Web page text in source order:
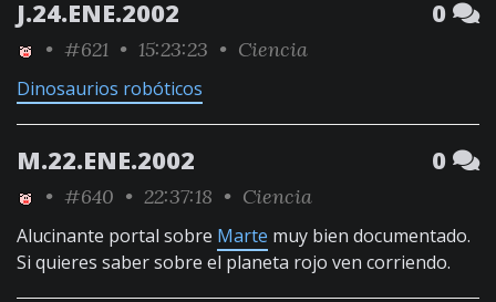
J.24.ENE.2002 0
• #621 • 15:23:23 • Ciencia
Dinosaurios robóticos
M.22.ENE.2002 0
• #640 • 22:37:18 • Ciencia
Alucinante portal sobre Marte muy bien documentado.
Si quieres saber sobre el planeta rojo ven corriendo.